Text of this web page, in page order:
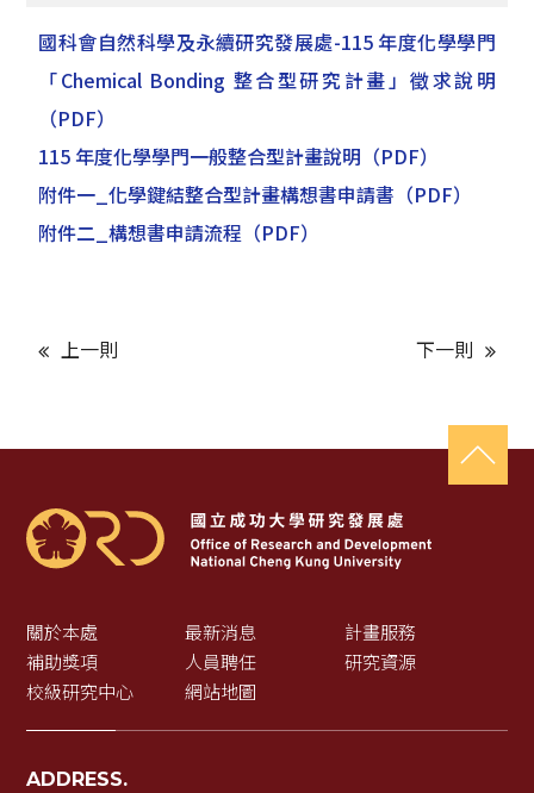
國科會自然科學及永續研究發展處-115 年度化學學門
「Chemical Bonding 整合型研究計畫」徵求說明
（PDF）
115 年度化學學門一般整合型計畫說明 （PDF）
附件一_化學鍵結整合型計畫構想書申請書 （PDF）
附件二_構想書申請流程 （PDF）
上一則 下一則
關於本處 最新消息
計畫服務
補助獎項
人員聘任
研究資源
校級研究中心
網站地圖
ADDRESS.